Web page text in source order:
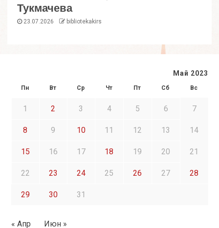
Тукмачева
23.07.2026 bibliotekakirs
Май 2023
Пн Вт Ср Чт Пт Сб Вс
1 2 3 4 5 6 7
8 9 10 11 12 13 14
15 16 17 18 19 20 21
22 23 24 25 26 27 28
29 30 31
« Апр Июн »